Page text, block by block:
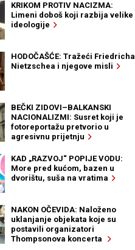
KRIKOM PROTIV NACIZMA:
Limeni doboš koji razbija velike
ideologije
HODOČAŠĆE: Tražeći Friedricha
Nietzschea i njegove misli
BEČKI ZIDOVI–BALKANSKI
NACIONALIZMI: Susret koji je
fotoreportažu pretvorio u
agresivnu prijetnju
KAD „RAZVOJ“ POPIJE VODU:
More pred kućom, bazen u
dvorištu, suša na vratima
NAKON OČEVIDA: Naloženo
uklanjanje objekata koje su
postavili organizatori
Thompsonova koncerta